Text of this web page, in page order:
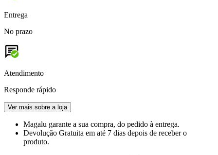
Entrega
No prazo
Atendimento
Responde rápido
Ver mais sobre a loja
Magalu garante a sua compra, do pedido à entrega.
Devolução Gratuita em até 7 dias depois de receber o
produto.